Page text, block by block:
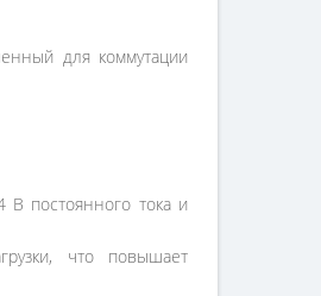
для коммутации
постоянного тока и
что повышает